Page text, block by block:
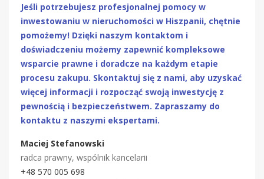
Jeśli potrzebujesz profesjonalnej pomocy w
inwestowaniu w nieruchomości w Hiszpanii, chętnie
pomożemy! Dzięki naszym kontaktom i
doświadczeniu możemy zapewnić kompleksowe
wsparcie prawne i doradcze na każdym etapie
procesu zakupu. Skontaktuj się z nami, aby uzyskać
więcej informacji i rozpocząć swoją inwestycję z
pewnością i bezpieczeństwem. Zapraszamy do
kontaktu z naszymi ekspertami.
Maciej Stefanowski
radca prawny, wspólnik kancelarii
+48 570 005 698